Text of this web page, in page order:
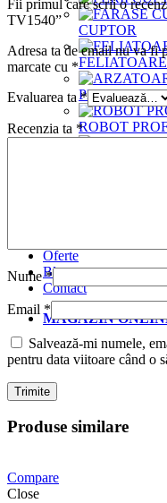
CUPTOR
PE GAZ
ROBOT
Oferte
Blog
Contact
MAGAZIN
Fii primul care scrii o
TV1540”
Adresa ta de email nu va fi
marcate cu *
Evaluarea ta*
Recenzia ta *
Nume*
Email *
Salvează-mi numele,
pentru data viitoare când o
Produse similare
Compare
Close